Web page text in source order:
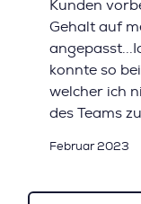
Kunden
Gehalt auf
konnte so
welcher ich
des Teams
Februar 2023